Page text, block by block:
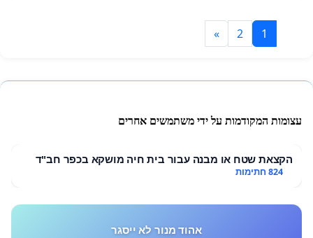
1
2
»
עצומות המקודמות על ידי משתמשים אחרים
הקצאת שטח או מבנה עבור בית חיה מושקא בכפר חב"ד
824 חתימות
אהוד מנור לא ייסגר